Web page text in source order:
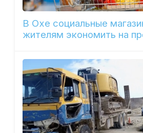
В Охе социальные
жителям экономить на